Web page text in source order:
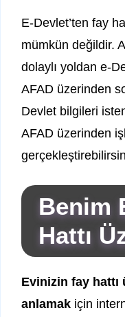
E-Devlet’ten fay
mümkün değildir.
dolaylı yoldan e-
AFAD üzerinden
Devlet bilgileri
AFAD üzerinden
Benim
Hattı
Evinizin fay hattı
anlamak için